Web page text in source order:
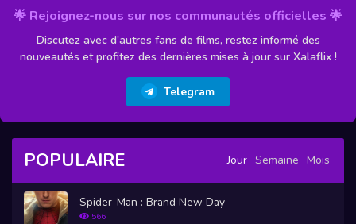
🌟 Rejoignez-nous sur nos communautés officielles 🌟
Discutez avec d'autres fans de films, restez informé des
nouveautés et profitez des dernières mises à jour sur Xalaflix !
Telegram
POPULAIRE Jour Semaine Mois
Spider-Man : Brand New Day
566